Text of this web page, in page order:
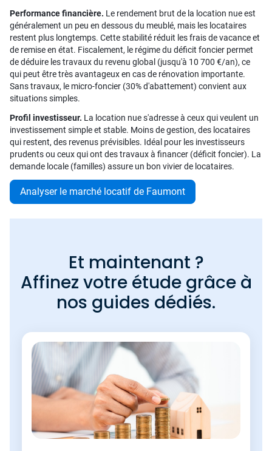
Performance financière. Le rendement brut de la location nue est
généralement un peu en dessous du meublé, mais les locataires
restent plus longtemps. Cette stabilité réduit les frais de vacance et
de remise en état. Fiscalement, le régime du déficit foncier permet
de déduire les travaux du revenu global (jusqu'à 10 700 €/an), ce
qui peut être très avantageux en cas de rénovation importante.
Sans travaux, le micro-foncier (30% d'abattement) convient aux
situations simples.
Profil investisseur. La location nue s'adresse à ceux qui veulent un
investissement simple et stable. Moins de gestion, des locataires
qui restent, des revenus prévisibles. Idéal pour les investisseurs
prudents ou ceux qui ont des travaux à financer (déficit foncier). La
demande locale (familles) assure un bon vivier de locataires.
Analyser le marché locatif de Faumont
Et maintenant ?
Affinez votre étude grâce à
nos guides dédiés.